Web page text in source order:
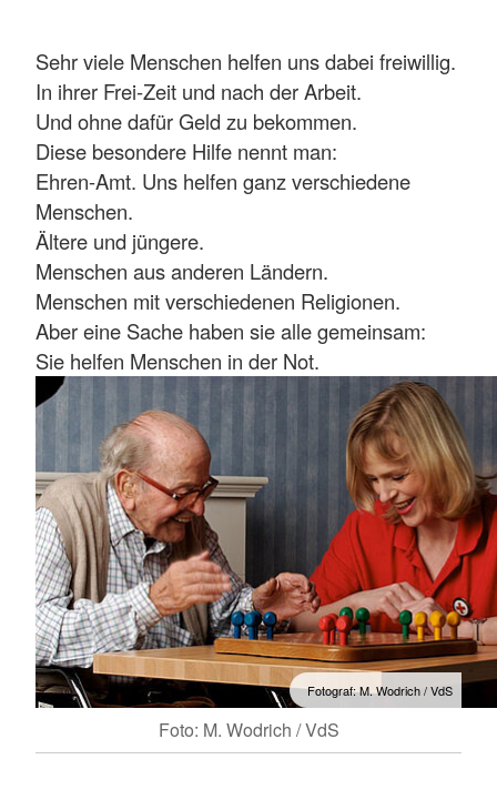
Sehr viele Menschen helfen uns dabei freiwillig.
In ihrer Frei-Zeit und nach der Arbeit.
Und ohne dafür Geld zu bekommen.
Diese besondere Hilfe nennt man:
Ehren-Amt. Uns helfen ganz verschiedene
Menschen.
Ältere und jüngere.
Menschen aus anderen Ländern.
Menschen mit verschiedenen Religionen.
Aber eine Sache haben sie alle gemeinsam:
Sie helfen Menschen in der Not.
Fotograf: M. Wodrich / VdS
Foto: M. Wodrich / VdS